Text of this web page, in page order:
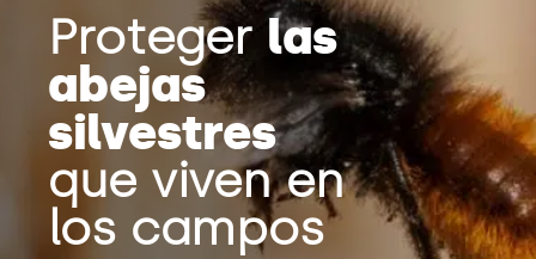
Proteger las
abejas
silvestres
que viven en
los campos